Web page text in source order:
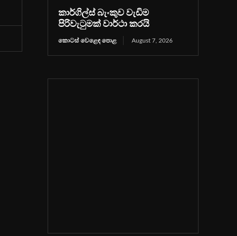
කාර්ගිල්ස් බැංකුව වැඩිම
පිරිවැටුමක් වාර්ථා කරයි
කොටස් වෙළෙඳ පොළ August 7, 2026